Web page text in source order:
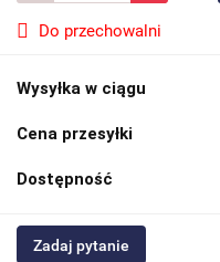
Do przechowalni
Wysyłka w ciągu
Cena przesyłki
Dostępność
Zadaj pytanie